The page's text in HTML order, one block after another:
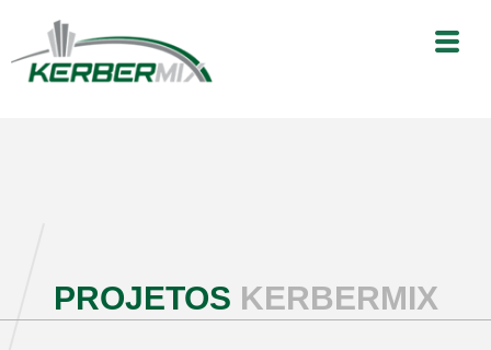
PROJETOS KERBERMIX